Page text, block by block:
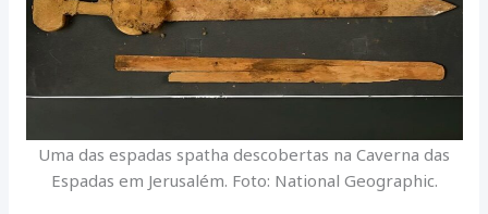
Uma das espadas spatha descobertas na Caverna das
Espadas em Jerusalém. Foto: National Geographic.